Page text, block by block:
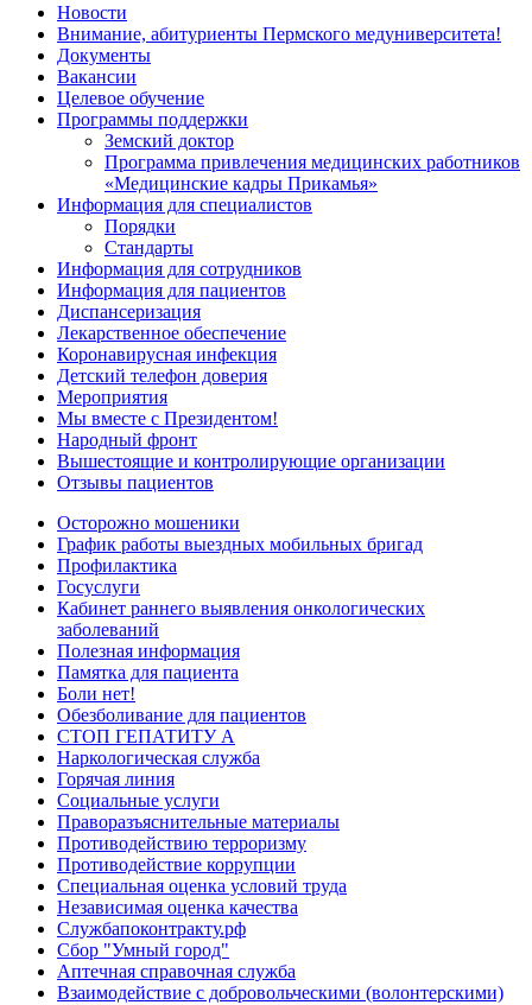
Новости
Внимание, абитуриенты Пермского медуниверситета!
Документы
Вакансии
Целевое обучение
Программы поддержки
Земский доктор
Программа привлечения медицинских работников
«Медицинские кадры Прикамья»
Информация для специалистов
Порядки
Стандарты
Информация для сотрудников
Информация для пациентов
Диспансеризация
Лекарственное обеспечение
Коронавирусная инфекция
Детский телефон доверия
Мероприятия
Мы вместе с Президентом!
Народный фронт
Вышестоящие и контролирующие организации
Отзывы пациентов
Осторожно мошеники
График работы выездных мобильных бригад
Профилактика
Госуслуги
Кабинет раннего выявления онкологических
заболеваний
Полезная информация
Памятка для пациента
Боли нет!
Обезболивание для пациентов
СТОП ГЕПАТИТУ А
Наркологическая служба
Горячая линия
Социальные услуги
Праворазъяснительные материалы
Противодействию терроризму
Противодействие коррупции
Специальная оценка условий труда
Независимая оценка качества
Службапоконтракту.рф
Сбор "Умный город"
Аптечная справочная служба
Взаимодействие с добровольческими (волонтерскими)